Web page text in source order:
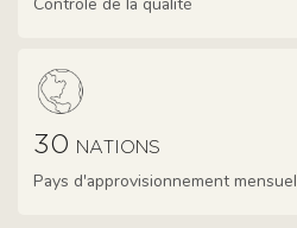
30 NATIONS
Pays d'approvisionnement mensuel